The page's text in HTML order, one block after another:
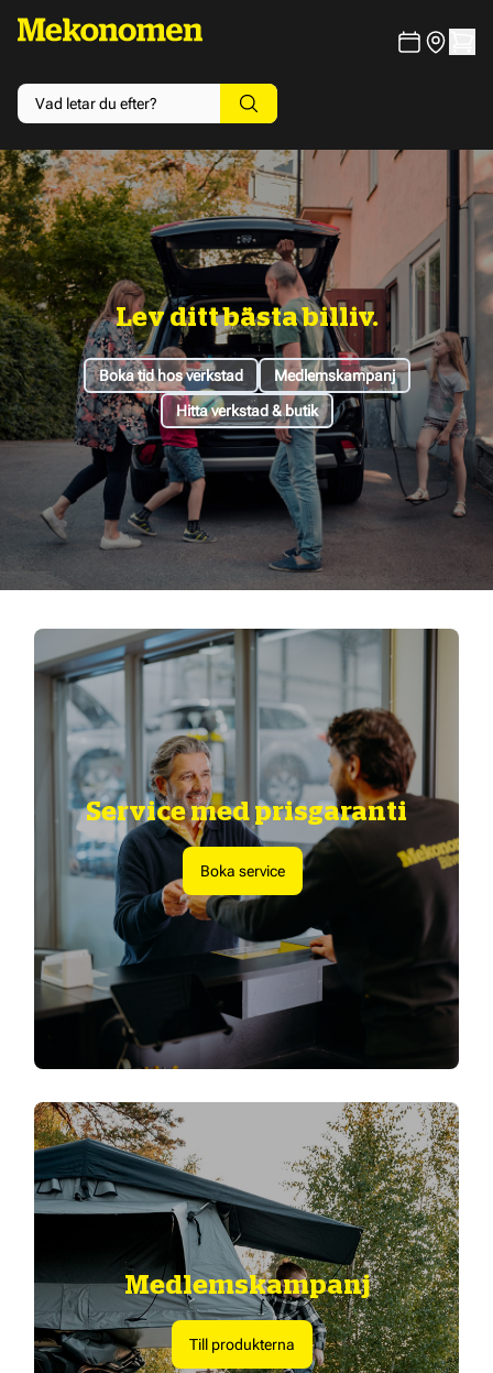
Lev ditt bästa billiv.
Boka tid hos verkstad
Medlemskampanj
Hitta verkstad & butik
Service med prisgaranti
Boka service
Medlemskampanj
Till produkterna